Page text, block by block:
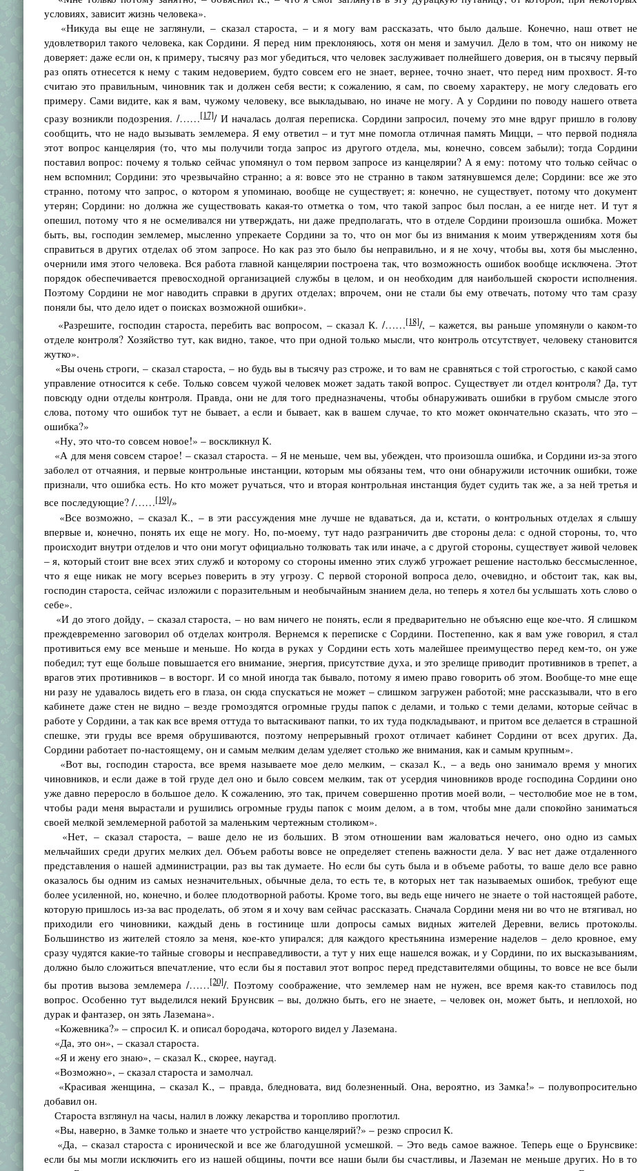
условиях, зависит жизнь человека».
«Никуда вы еще не заглянули, – сказал староста, – и я могу вам рассказать, что было дальше. Конечно, наш ответ не
удовлетворил такого человека, как Сордини. Я перед ним преклоняюсь, хотя он меня и замучил. Дело в том, что он никому не
доверяет: даже если он, к примеру, тысячу раз мог убедиться, что человек заслуживает полнейшего доверия, он в тысячу первый
раз опять отнесется к нему с таким недоверием, будто совсем его не знает, вернее, точно знает, что перед ним прохвост. Я-то
считаю это правильным, чиновник так и должен себя вести; к сожалению, я сам, по своему характеру, не могу следовать его
примеру. Сами видите, как я вам, чужому человеку, все выкладываю, но иначе не могу. А у Сордини по поводу нашего ответа
сразу возникли подозрения. /……[17]/ И началась долгая переписка. Сордини запросил, почему это мне вдруг пришло в голову
сообщить, что не надо вызывать землемера. Я ему ответил – и тут мне помогла отличная память Мицци, – что первой подняла
этот вопрос канцелярия (то, что мы получили тогда запрос из другого отдела, мы, конечно, совсем забыли); тогда Сордини
поставил вопрос: почему я только сейчас упомянул о том первом запросе из канцелярии? А я ему: потому что только сейчас о
нем вспомнил; Сордини: это чрезвычайно странно; а я: вовсе это не странно в таком затянувшемся деле; Сордини: все же это
странно, потому что запрос, о котором я упоминаю, вообще не существует; я: конечно, не существует, потому что документ
утерян; Сордини: но должна же существовать какая-то отметка о том, что такой запрос был послан, а ее нигде нет. И тут я
опешил, потому что я не осмеливался ни утверждать, ни даже предполагать, что в отделе Сордини произошла ошибка. Может
быть, вы, господин землемер, мысленно упрекаете Сордини за то, что он мог бы из внимания к моим утверждениям хотя бы
справиться в других отделах об этом запросе. Но как раз это было бы неправильно, и я не хочу, чтобы вы, хотя бы мысленно,
очернили имя этого человека. Вся работа главной канцелярии построена так, что возможность ошибок вообще исключена. Этот
порядок обеспечивается превосходной организацией службы в целом, и он необходим для наибольшей скорости исполнения.
Поэтому Сордини не мог наводить справки в других отделах; впрочем, они не стали бы ему отвечать, потому что там сразу
поняли бы, что дело идет о поисках возможной ошибки».
«Разрешите, господин староста, перебить вас вопросом, – сказал К. /……[18]/, – кажется, вы раньше упомянули о каком-то
отделе контроля? Хозяйство тут, как видно, такое, что при одной только мысли, что контроль отсутствует, человеку становится
жутко».
«Вы очень строги, – сказал староста, – но будь вы в тысячу раз строже, и то вам не сравняться с той строгостью, с какой само
управление относится к себе. Только совсем чужой человек может задать такой вопрос. Существует ли отдел контроля? Да, тут
повсюду одни отделы контроля. Правда, они не для того предназначены, чтобы обнаруживать ошибки в грубом смысле этого
слова, потому что ошибок тут не бывает, а если и бывает, как в вашем случае, то кто может окончательно сказать, что это –
ошибка?»
«Ну, это что-то совсем новое!» – воскликнул К.
«А для меня совсем старое! – сказал староста. – Я не меньше, чем вы, убежден, что произошла ошибка, и Сордини из-за этого
заболел от отчаяния, и первые контрольные инстанции, которым мы обязаны тем, что они обнаружили источник ошибки, тоже
признали, что ошибка есть. Но кто может ручаться, что и вторая контрольная инстанция будет судить так же, а за ней третья и
все последующие? /……[19]/»
«Все возможно, – сказал К., – в эти рассуждения мне лучше не вдаваться, да и, кстати, о контрольных отделах я слышу
впервые и, конечно, понять их еще не могу. Но, по-моему, тут надо разграничить две стороны дела: с одной стороны, то, что
происходит внутри отделов и что они могут официально толковать так или иначе, а с другой стороны, существует живой человек
– я, который стоит вне всех этих служб и которому со стороны именно этих служб угрожает решение настолько бессмысленное,
что я еще никак не могу всерьез поверить в эту угрозу. С первой стороной вопроса дело, очевидно, и обстоит так, как вы,
господин староста, сейчас изложили с поразительным и необычайным знанием дела, но теперь я хотел бы услышать хоть слово о
себе».
«И до этого дойду, – сказал староста, – но вам ничего не понять, если я предварительно не объясню еще кое-что. Я слишком
преждевременно заговорил об отделах контроля. Вернемся к переписке с Сордини. Постепенно, как я вам уже говорил, я стал
противиться ему все меньше и меньше. Но когда в руках у Сордини есть хоть малейшее преимущество перед кем-то, он уже
победил; тут еще больше повышается его внимание, энергия, присутствие духа, и это зрелище приводит противников в трепет, а
врагов этих противников – в восторг. И со мной иногда так бывало, потому я имею право говорить об этом. Вообще-то мне еще
ни разу не удавалось видеть его в глаза, он сюда спускаться не может – слишком загружен работой; мне рассказывали, что в его
кабинете даже стен не видно – везде громоздятся огромные груды папок с делами, и только с теми делами, которые сейчас в
работе у Сордини, а так как все время оттуда то вытаскивают папки, то их туда подкладывают, и притом все делается в страшной
спешке, эти груды все время обрушиваются, поэтому непрерывный грохот отличает кабинет Сордини от всех других. Да,
Сордини работает по-настоящему, он и самым мелким делам уделяет столько же внимания, как и самым крупным».
«Вот вы, господин староста, все время называете мое дело мелким, – сказал К., – а ведь оно занимало время у многих
чиновников, и если даже в той груде дел оно и было совсем мелким, так от усердия чиновников вроде господина Сордини оно
уже давно переросло в большое дело. К сожалению, это так, причем совершенно против моей воли, – честолюбие мое не в том,
чтобы ради меня вырастали и рушились огромные груды папок с моим делом, а в том, чтобы мне дали спокойно заниматься
своей мелкой землемерной работой за маленьким чертежным столиком».
«Нет, – сказал староста, – ваше дело не из больших. В этом отношении вам жаловаться нечего, оно одно из самых
мельчайших среди других мелких дел. Объем работы вовсе не определяет степень важности дела. У вас нет даже отдаленного
представления о нашей администрации, раз вы так думаете. Но если бы суть была и в объеме работы, то ваше дело все равно
оказалось бы одним из самых незначительных, обычные дела, то есть те, в которых нет так называемых ошибок, требуют еще
более усиленной, но, конечно, и более плодотворной работы. Кроме того, вы ведь еще ничего не знаете о той настоящей работе,
которую пришлось из-за вас проделать, об этом я и хочу вам сейчас рассказать. Сначала Сордини меня ни во что не втягивал, но
приходили его чиновники, каждый день в гостинице шли допросы самых видных жителей Деревни, велись протоколы.
Большинство из жителей стояло за меня, кое-кто упирался; для каждого крестьянина измерение наделов – дело кровное, ему
сразу чудятся какие-то тайные сговоры и несправедливости, а тут у них еще нашелся вожак, и у Сордини, по их высказываниям,
должно было сложиться впечатление, что если бы я поставил этот вопрос перед представителями общины, то вовсе не все были
бы против вызова землемера /……[20]/. Поэтому соображение, что землемер нам не нужен, все время как-то ставилось под
вопрос. Особенно тут выделился некий Брунсвик – вы, должно быть, его не знаете, – человек он, может быть, и неплохой, но
дурак и фантазер, он зять Лаземана».
«Кожевника?» – спросил К. и описал бородача, которого видел у Лаземана.
«Да, это он», – сказал староста.
«Я и жену его знаю», – сказал К., скорее, наугад.
«Возможно», – сказал староста и замолчал.
«Красивая женщина, – сказал К., – правда, бледновата, вид болезненный. Она, вероятно, из Замка!» – полувопросительно
добавил он.
Староста взглянул на часы, налил в ложку лекарства и торопливо проглотил.
«Вы, наверно, в Замке только и знаете что устройство канцелярий?» – резко спросил К.
«Да, – сказал староста с иронической и все же благодушной усмешкой. – Это ведь самое важное. Теперь еще о Брунсвике:
если бы мы могли исключить его из нашей общины, почти все наши были бы счастливы, и Лаземан не меньше других. Но в то